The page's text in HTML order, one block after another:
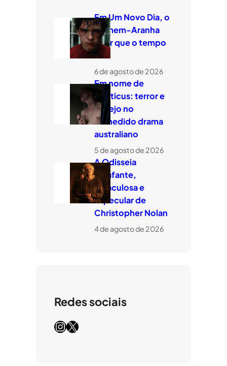
Em Um Novo Dia, o
Homem-Aranha
quer que o tempo
voe
6 de agosto de 2026
Em nome de
Leviticus: terror e
desejo no
comedido drama
australiano
5 de agosto de 2026
A Odisseia
estafante,
miraculosa e
especular de
Christopher Nolan
4 de agosto de 2026
Redes sociais
InstagramX